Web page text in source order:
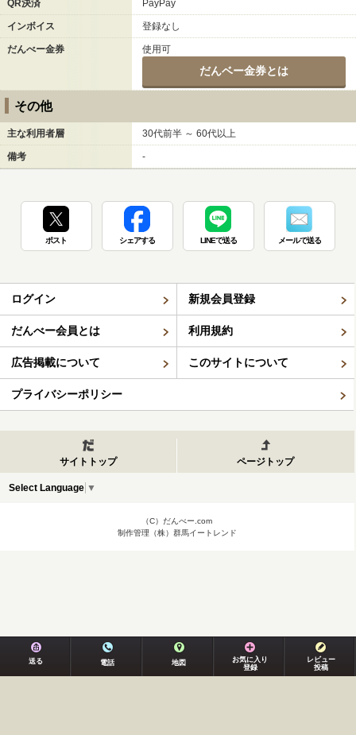
QR決済 PayPay
インボイス 登録なし
だんべー金券 使用可
だんベー金券とは
その他
主な利用者層 30代前半 ～ 60代以上
備考 -
ポスト シェアする LINEで送る メールで送る
ログイン 新規会員登録
だんべー会員とは 利用規約
広告掲載について このサイトについて
プライバシーポリシー
サイトトップ ページトップ
Select Language ▼
（C）だんべー.com
制作管理（株）群馬イートレンド
送る 電話 地図
お気に入り
登録
レビュー
投稿